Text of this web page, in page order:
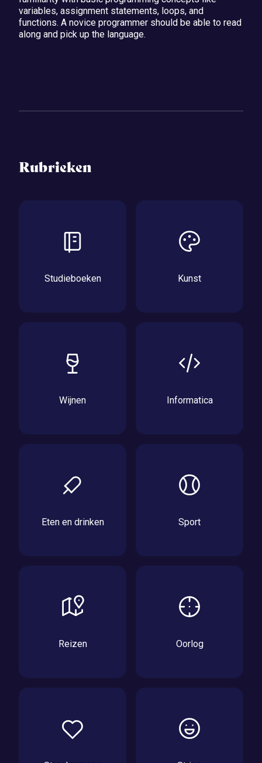
variables, assignment statements, loops, and
functions. A novice programmer should be able to read
along and pick up the language.
Rubrieken
Studieboeken Kunst
Wijnen Informatica
Eten en drinken Sport
Reizen Oorlog